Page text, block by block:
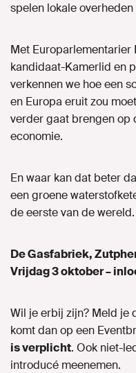
spelen lokale
Met Europarlementarier
kandidaat-Kamerlid en
verkennen we hoe een
en Europa eruit zou
verder gaat brengen op
economie.
En waar kan dat beter
een groene
de eerste van de wereld.
De Gasfabriek,
Vrijdag 3 oktober –
Wil je erbij zijn? Meld je
komt dan op een
is verplicht. Ook niet-
introducé meenemen.